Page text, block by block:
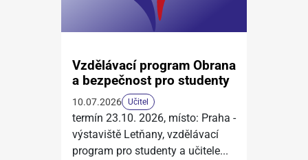
Vzdělávací program Obrana
a bezpečnost pro studenty
10.07.2026 Učitel
termín 23.10. 2026, místo: Praha -
výstaviště Letňany, vzdělávací
program pro studenty a učitele...